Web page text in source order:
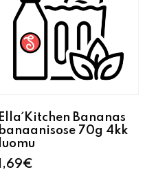
Ella´Kitchen Bananas
banaanisose 70g 4kk
luomu
1,69€